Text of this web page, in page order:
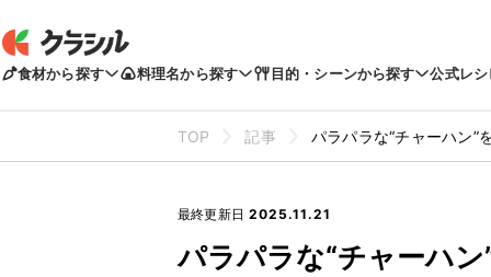
食材から探す 料理名から探す 目的・シーンから探す 公式レシ
TOP 記事 パラパラな“チャーハン”
最終更新日 2025.11.21
パラパラな“チャーハ